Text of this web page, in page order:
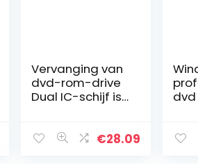
Vervanging van
dvd-rom-drive
Dual IC-schijf is
voor
€28.09
dvd